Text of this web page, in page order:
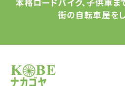
本格ロードバイク、子供車ま
街の自転車屋をし
サイクルショップナカゴヤ